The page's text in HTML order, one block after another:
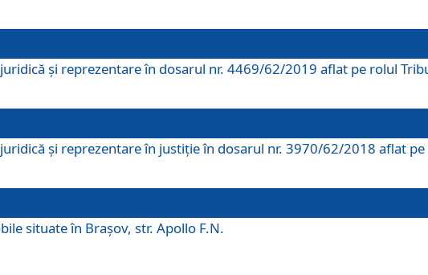
şi reprezentare în dosarul nr. 4469/62/2019 aflat pe rolul
şi reprezentare în justiţie în dosarul nr. 3970/62/2018 aflat
situate în Brașov, str. Apollo F.N.